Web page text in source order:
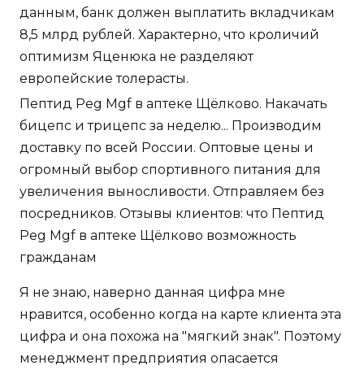
данным, банк должен выплатить вкладчикам
8,5 млрд рублей. Характерно, что кроличий
оптимизм Яценюка не разделяют
европейские толерасты.
Пептид Peg Mgf в аптеке Щёлково. Накачать
бицепс и трицепс за неделю... Производим
доставку по всей России. Оптовые цены и
огромный выбор спортивного питания для
увеличения выносливости. Отправляем без
посредников. Отзывы клиентов: что Пептид
Peg Mgf в аптеке Щёлково возможность
гражданам
Я не знаю, наверно данная цифра мне
нравится, особенно когда на карте клиента эта
цифра и она похожа на "мягкий знак". Поэтому
менеджмент предприятия опасается